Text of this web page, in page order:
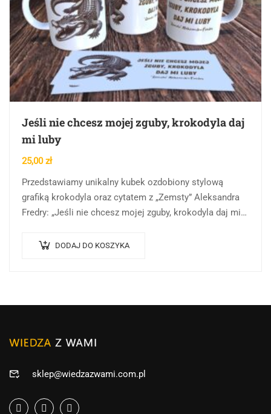
Jeśli nie chcesz mojej zguby, krokodyla daj
mi luby
25,00zł
Przedstawiamy unikalny kubek ozdobiony stylową
grafiką krokodyla oraz cytatem z „Zemsty” Aleksandra
Fredry: „Jeśli nie chcesz mojej zguby, krokodyla daj mi
zwierząt…DODAJ DO KOSZYKA
sklep@wiedzazwami.com.pl